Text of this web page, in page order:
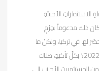
الأجنبيَّةِ
ذلك مدعوماً بحِزَمٍ
لها في تركيا، ولكنْ ما
هي أهمُّ الاستثمارات الأجنبية في تركيا 2022؟ بكلِّ تأكيدٍ، هناكَ